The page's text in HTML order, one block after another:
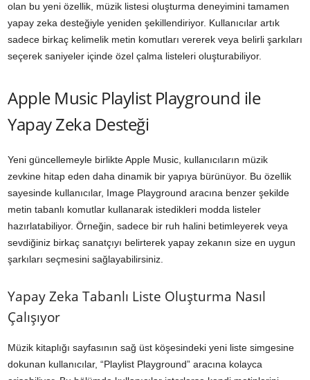
olan bu yeni özellik, müzik listesi oluşturma deneyimini tamamen
yapay zeka desteğiyle yeniden şekillendiriyor. Kullanıcılar artık
sadece birkaç kelimelik metin komutları vererek veya belirli şarkıları
seçerek saniyeler içinde özel çalma listeleri oluşturabiliyor.
Apple Music Playlist Playground ile
Yapay Zeka Desteği
Yeni güncellemeyle birlikte Apple Music, kullanıcıların müzik
zevkine hitap eden daha dinamik bir yapıya bürünüyor. Bu özellik
sayesinde kullanıcılar, Image Playground aracına benzer şekilde
metin tabanlı komutlar kullanarak istedikleri modda listeler
hazırlatabiliyor. Örneğin, sadece bir ruh halini betimleyerek veya
sevdiğiniz birkaç sanatçıyı belirterek yapay zekanın size en uygun
şarkıları seçmesini sağlayabilirsiniz.
Yapay Zeka Tabanlı Liste Oluşturma Nasıl
Çalışıyor
Müzik kitaplığı sayfasının sağ üst köşesindeki yeni liste simgesine
dokunan kullanıcılar, “Playlist Playground” aracına kolayca